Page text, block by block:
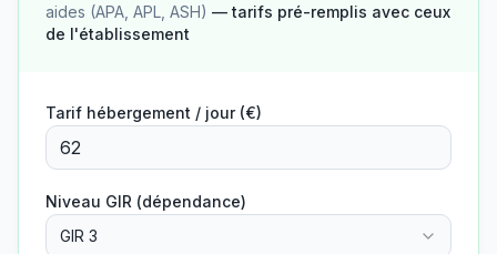
aides (APA, APL, ASH) — tarifs pré-remplis avec ceux
de l'établissement
Tarif hébergement / jour (€)
Niveau GIR (dépendance)
GIR 3